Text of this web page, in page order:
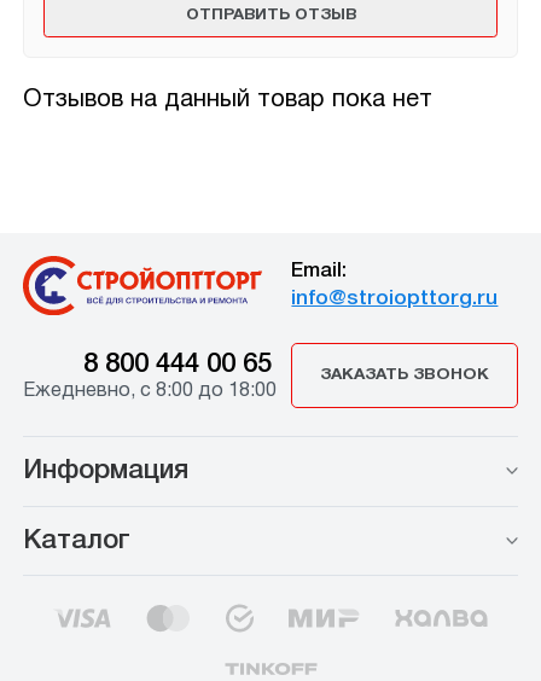
Отзывов на данный товар пока нет
Email:
info@stroiopttorg.ru
8 800 444 00 65
Ежедневно, с 8:00 до 18:00
ЗАКАЗАТЬ ЗВОНОК
Информация
Каталог